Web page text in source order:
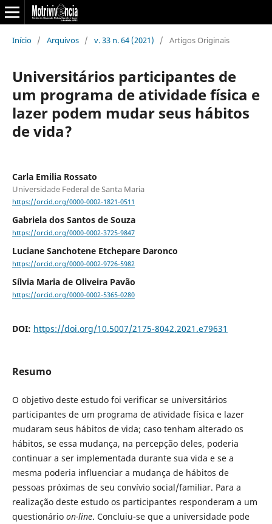
Início / Arquivos / v. 33 n. 64 (2021) / Artigos Originais
Universitários participantes de
um programa de atividade física e
lazer podem mudar seus hábitos
de vida?
Carla Emilia Rossato
Universidade Federal de Santa Maria
https://orcid.org/0000-0002-1821-0511
Gabriela dos Santos de Souza
https://orcid.org/0000-0002-3725-9847
Luciane Sanchotene Etchepare Daronco
https://orcid.org/0000-0002-9726-5982
Sílvia Maria de Oliveira Pavão
https://orcid.org/0000-0002-5365-0280
DOI: https://doi.org/10.5007/2175-8042.2021.e79631
Resumo
O objetivo deste estudo foi verificar se universitários
participantes de um programa de atividade física e lazer
mudaram seus hábitos de vida; caso tenham alterado os
hábitos, se essa mudança, na percepção deles, poderia
continuar a ser implementada durante sua vida e se a
mesma poderia influenciar a mudança de hábitos de
pessoas próximas de seu convívio social/familiar. Para a
realização deste estudo os participantes responderam a um
questionário on-line. Concluiu-se que a universidade pode